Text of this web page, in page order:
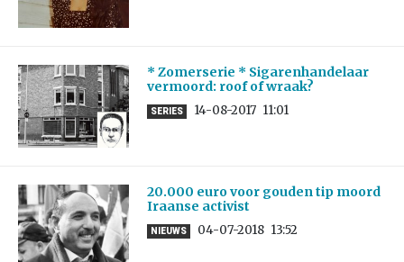
* Zomerserie * Sigarenhandelaar
vermoord: roof of wraak?
SERIES 14-08-2017 11:01
20.000 euro voor gouden tip moord
Iraanse activist
NIEUWS 04-07-2018 13:52